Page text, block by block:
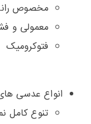
مخصوص
معمولی و
فتوکرومیک
انواع عدسی
تنوع کامل